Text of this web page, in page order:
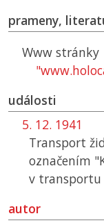
prameny,
Www stránky
události
5. 12. 1941
Transport
označením
v transportu
autor